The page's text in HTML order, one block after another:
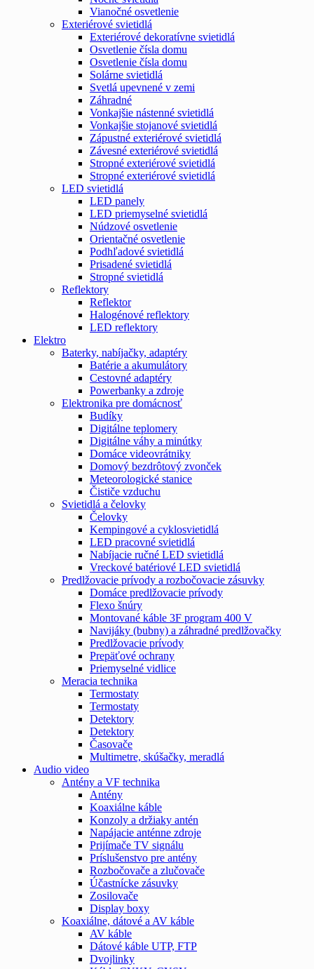
Vianočné osvetlenie
Exteriérové svietidlá
Exteriérové dekoratívne svietidlá
Osvetlenie čísla domu
Osvetlenie čísla domu
Solárne svietidlá
Svetlá upevnené v zemi
Záhradné
Vonkajšie nástenné svietidlá
Vonkajšie stojanové svietidlá
Zápustné exteriérové svietidlá
Závesné exteriérové svietidlá
Stropné exteriérové svietidlá
Stropné exteriérové svietidlá
LED svietidlá
LED panely
LED priemyselné svietidlá
Núdzové osvetlenie
Orientačné osvetlenie
Podhľadové svietidlá
Prisadené svietidlá
Stropné svietidlá
Reflektory
Reflektor
Halogénové reflektory
LED reflektory
Elektro
Baterky, nabíjačky, adaptéry
Batérie a akumulátory
Cestovné adaptéry
Powerbanky a zdroje
Elektronika pre domácnosť
Budíky
Digitálne teplomery
Digitálne váhy a minútky
Domáce videovrátniky
Domový bezdrôtový zvonček
Meteorologické stanice
Čističe vzduchu
Svietidlá a čelovky
Čelovky
Kempingové a cyklosvietidlá
LED pracovné svietidlá
Nabíjacie ručné LED svietidlá
Vreckové batériové LED svietidlá
Predlžovacie prívody a rozbočovacie zásuvky
Domáce predlžovacie prívody
Flexo šnúry
Montované káble 3F program 400 V
Navijáky (bubny) a záhradné predlžovačky
Predlžovacie prívody
Prepäťové ochrany
Priemyselné vidlice
Meracia technika
Termostaty
Termostaty
Detektory
Detektory
Časovače
Multimetre, skúšačky, meradlá
Audio video
Antény a VF technika
Antény
Koaxiálne káble
Konzoly a držiaky antén
Napájacie anténne zdroje
Prijímače TV signálu
Príslušenstvo pre antény
Rozbočovače a zlučovače
Účastnícke zásuvky
Zosilovače
Display boxy
Koaxiálne, dátové a AV káble
AV káble
Dátové káble UTP, FTP
Dvojlinky